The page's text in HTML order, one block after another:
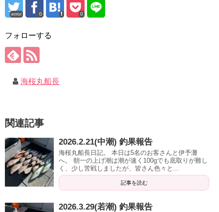
error 0 0
フォローする
海桜丸船長
関連記事
2026.2.21(中潮) 釣果報告
海桜丸船長日記。 本日は5名のお客さんと伊予灘
へ。 朝一の上げ潮は潮が速く100gでも底取りが難し
く、少し苦戦しましたが、皆さん色々と...
記事を読む
2026.3.29(若潮) 釣果報告